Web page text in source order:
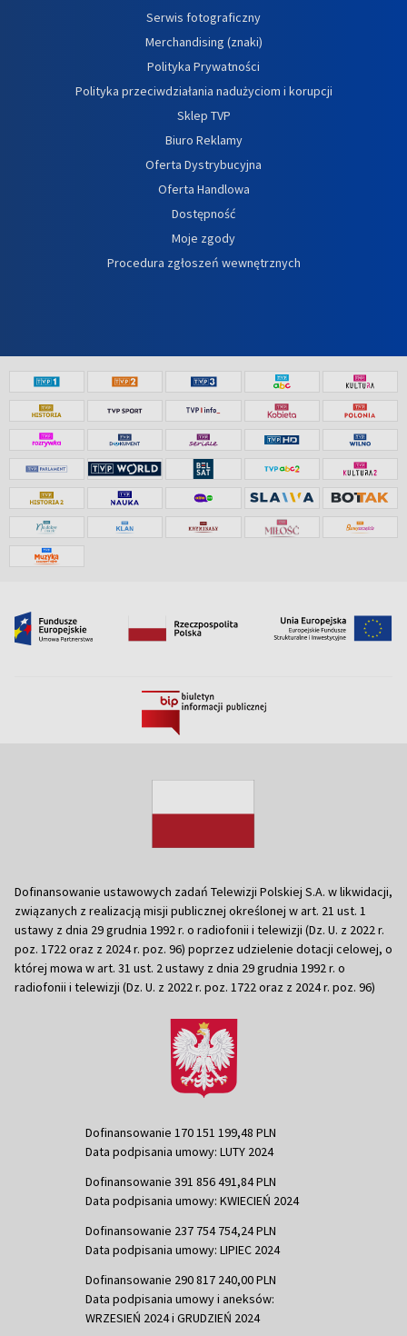
Serwis fotograficzny
Merchandising (znaki)
Polityka Prywatności
Polityka przeciwdziałania nadużyciom i korupcji
Sklep TVP
Biuro Reklamy
Oferta Dystrybucyjna
Oferta Handlowa
Dostępność
Moje zgody
Procedura zgłoszeń wewnętrznych
Dofinansowanie ustawowych zadań Telewizji Polskiej S.A. w likwidacji,
związanych z realizacją misji publicznej określonej w art. 21 ust. 1
ustawy z dnia 29 grudnia 1992 r. o radiofonii i telewizji (Dz. U. z 2022 r.
poz. 1722 oraz z 2024 r. poz. 96) poprzez udzielenie dotacji celowej, o
której mowa w art. 31 ust. 2 ustawy z dnia 29 grudnia 1992 r. o
radiofonii i telewizji (Dz. U. z 2022 r. poz. 1722 oraz z 2024 r. poz. 96)
Dofinansowanie 170 151 199,48 PLN
Data podpisania umowy: LUTY 2024
Dofinansowanie 391 856 491,84 PLN
Data podpisania umowy: KWIECIEŃ 2024
Dofinansowanie 237 754 754,24 PLN
Data podpisania umowy: LIPIEC 2024
Dofinansowanie 290 817 240,00 PLN
Data podpisania umowy i aneksów:
WRZESIEŃ 2024 i GRUDZIEŃ 2024